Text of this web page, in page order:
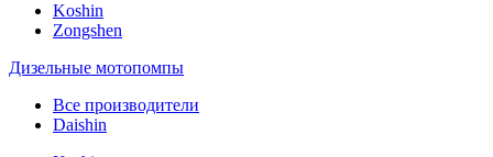
Koshin
Zongshen
Дизельные мотопомпы
Все производители
Daishin